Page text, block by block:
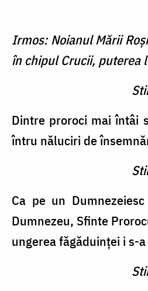
Irmos: Noianul Mării
în chipul Crucii, puterea
Dintre proroci mai întâi
întru năluciri de
Ca pe un
Dumnezeu, Sfinte
ungerea făgăduinţei i s-